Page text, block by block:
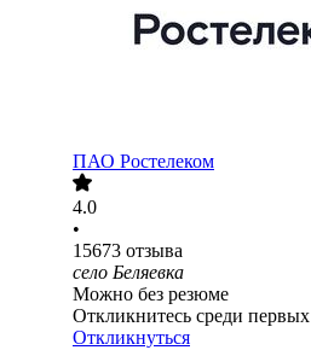
ПАО Ростелеком
4.0
•
15673 отзыва
село Беляевка
Можно без резюме
Откликнитесь среди первых
Откликнуться